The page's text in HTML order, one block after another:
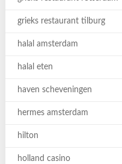
grieks restaurant tilburg
halal amsterdam
halal eten
haven scheveningen
hermes amsterdam
hilton
holland casino